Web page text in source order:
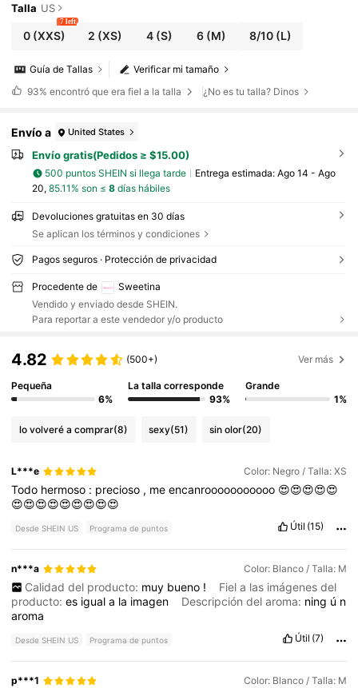
Talla US
0(XXS)
7 left
2 (XS) 4 (S) 6 (M) 8/10 (L)
Verificar mi tamaño
Guía de Tallas
93% encontró que era fiel a la talla ¿No es tu talla? Dinos
Envío a United States
Envío gratis(Pedidos ≥ $15.00)
500 puntos SHEIN si llega tarde Entrega estimada: Ago 14 - Ago
20, 85.11% son ≤ 8días hábiles
Devoluciones gratuitas en 30 días
Se aplican los términos y condiciones
Pagos seguros · Protección de privacidad
Procedente de
Sweetina
Vendido y enviado desde SHEIN.
Para reportar a este vendedor y/o producto
4.82 (500+) Ver más
Pequeña
6%
La talla corresponde
93%
Grande
1%
lo volveré a comprar(8) sexy(51) sin olor(20)
L***e Color: Negro / Talla: XS
Todo hermoso : precioso , meencanrooooooooooo 😍😍😍😍😍
😍😍😍😍😍😍😍😍😍
Desde SHEIN US Programa de puntos Útil (15)
n***a Color: Blanco / Talla: M
Calidad del producto: muy bueno !
Fiel a las imágenes del
producto:es iguala la imagen Descripción del aroma: ning ú n
aroma
Desde SHEIN US Programa de puntos Útil (7)
p***1 Color: Blanco / Talla: M